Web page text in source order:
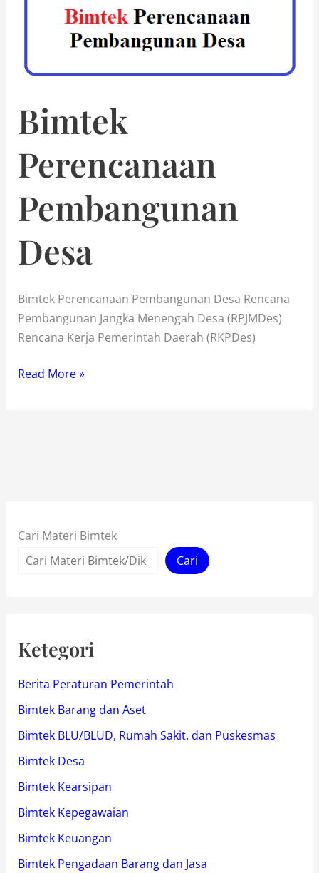
Bimtek
Perencanaan
Pembangunan
Desa
Bimtek Perencanaan Pembangunan Desa Rencana
Pembangunan Jangka Menengah Desa (RPJMDes)
Rencana Kerja Pemerintah Daerah (RKPDes)
Bimtek
Read More »
Cari Materi Bimtek
Cari
Ketegori
Berita Peraturan Pemerintah
Bimtek Barang dan Aset
Bimtek BLU/BLUD, Rumah Sakit. dan Puskesmas
Bimtek Desa
Bimtek Kearsipan
Bimtek Kepegawaian
Bimtek Keuangan
Bimtek Pengadaan Barang dan Jasa